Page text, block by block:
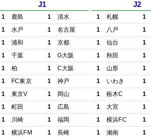
J1
1 鹿島 1
清水
1
水戸 1
名古屋
1
浦和 1
京都
1
千葉 1
G大阪
1
柏 1
C大阪
1
FC東京 1
神戸
1
東京V 1
岡山
1
町田 1
広島
1
川崎 1
福岡
1
横浜FM 1 長崎
J2
1 札幌
1
1
八戸
1
1
仙台
1
1
秋田
1
1
山形
1
1
いわき
1
1
栃木C
1
1
大宮
1
1
横浜FC
1
1
湘南 1